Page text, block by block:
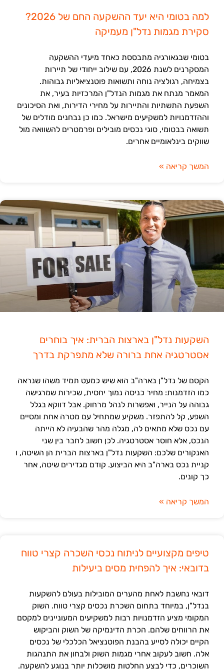
למה בטומי היא יעד ההשקעה החם של 2026?
סקירת מגמות נדל"ן מעמיקה
בטומי שבגאורגיה מתבססת כאחד מיעדי ההשקעה
המסקרנים לשנת 2026, עם שילוב ייחודי של תיירות
בצמיחה, רגולציה נוחה ותשואות פוטנציאליות גבוהות.
המאמר מנתח את מגמות הנדל"ן המרכזיות בעיר, את
השפעת התשתיות והתיירות על מחירי הדירות, ואת הסיכונים
וההזדמנויות למשקיעים מישראל. כמו כן נבחנים מודלים של
תשואה בבטומי, סוגי נכסים מובילים ופרמטרים להשוואה מול
שווקים בינלאומיים אחרים.
המשך קריאה »
השקעות נדל"ן בארצות הברית: איך בוחרים
אסטרטגיה אחת ברורה שלא מתפרקת בדרך
הקסם של נדל"ן בארה"ב הוא שיש כמעט תמיד משהו שנראה
כמו הזדמנות: מחיר כניסה נמוך יחסית, שכירות שמרגישה
גבוהה על הנייר, ואפשרות לנהל מרחוק. אבל דווקא בגלל
השפע, קל להתפזר. משקיע שמתחיל עם מטרה אחת ומסיים
עם נכס שלא מתאים לה, מגלה מהר שהבעיה לא הייתה
הנכס, אלא חוסר אסטרטגיה. לכן חשוב לחבר בין שני
האנקורים שלכם: השקעות נדל"ן בארצות הברית הן השיטה, ו
קניית נכס בארה"ב היא הביצוע. קודם מגדירים שיטה, אחר
כך קונים.
המשך קריאה »
טיפים מקצועיים לניתוח נכסי השכרה קצרי טווח
בדובאי: איך להפחית מסים ביעילות
דובאי נחשבת לאחת מהערים המובילות בעולם להשקעות
בנדל"ן, במיוחד בתחום השכרת נכסים קצרי טווח. השוק
המקומי מציע הזדמנויות רבות למשקיעים המעוניינים למקסם
את הרווחים שלהם. הכרת הדינמיקה של השוק והביקוש
הקיים יכולה לסייע בהבנת הפוטנציאל הכלכלי של נכסים
אלה. חשוב לעקוב אחרי מגמות השוק ולבחון את התנהגות
השוכרים, כדי לבצע החלטות מושכלות יותר בנוגע להשקעה.